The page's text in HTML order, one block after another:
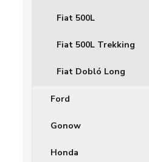
Fiat 500L
Fiat 500L Trekking
Fiat Dobló Long
Ford
Gonow
Honda